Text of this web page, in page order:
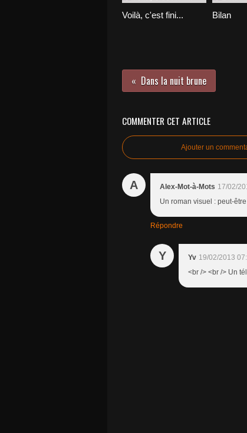
Voilà, c'est fini... Bilan
Dans la nuit brune
COMMENTER CET ARTICLE
Ajouter un
A Alex-Mot-à-Mots 17/02/
Un roman visuel : peut-
Répondre
Y Yv 19/02/2013
<br /> <br /> Un